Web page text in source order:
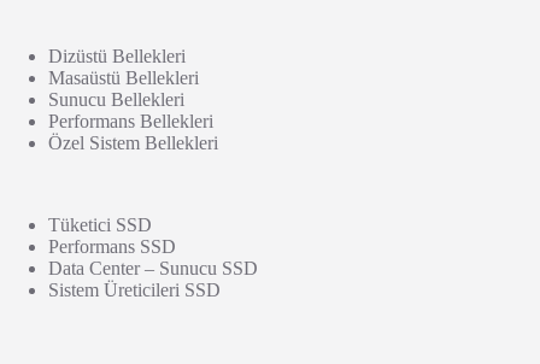
Dizüstü Bellekleri
Masaüstü Bellekleri
Sunucu Bellekleri
Performans Bellekleri
Özel Sistem Bellekleri
Tüketici SSD
Performans SSD
Data Center – Sunucu SSD
Sistem Üreticileri SSD